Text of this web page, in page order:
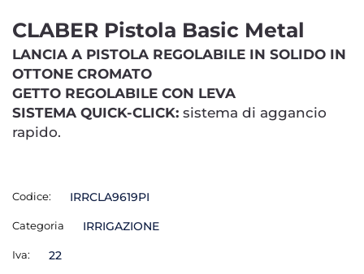
CLABER Pistola Basic Metal
LANCIA A PISTOLA REGOLABILE IN SOLIDO IN
OTTONE CROMATO
GETTO REGOLABILE CON LEVA
SISTEMA QUICK-CLICK: sistema di aggancio
rapido.
Codice: IRRCLA9619PI
Categoria IRRIGAZIONE
Iva: 22